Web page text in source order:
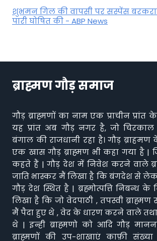
शुभमन गिल की वापसी पर सस्पेंस
पारी घोषित की - ABP News
ब्राह्मण गौड़ समाज
गौड़ ब्राह्मणों का नाम एक प्राचीन प्रांत
यह प्रांत अब गौड़ नगर है, जो
बंगाल की राजधानी रहा है। गौड़
एक खास गौड़ ब्राह्मण भी कहा गया है |
कहते हैं | गौड़ देश में निवेश करने वाले
जाति भास्कर मैं लिखा है कि बंगदेश से
गौड़ देश स्थित है | ब्रह्मोत्पत्ति निबन्ध
लिखा है कि जो वेदपाठी , तपस्वी ब्राह्मण
मैं पैदा हुए थे , वेद के धारण करने वाले तथा
थे | इन्ही ब्राह्मणो को आदि गौड़
ब्राह्मणों की उप-शाखाएं काफ़ी